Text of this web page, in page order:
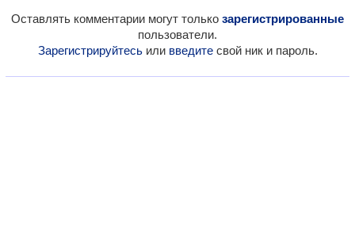
Оставлять комментарии могут только зарегистрированные
пользователи.
Зарегистрируйтесьили введитесвой ник и пароль.